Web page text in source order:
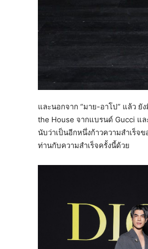
และนอกจาก “มาย-อาโป” แล้ว ยั
the House จากแบรนด์ Gucci แ
นับว่าเป็นอีกหนึ่งก้าวความสำเร็
ท่านกับความสำเร็จครั้งนี้ด้วย